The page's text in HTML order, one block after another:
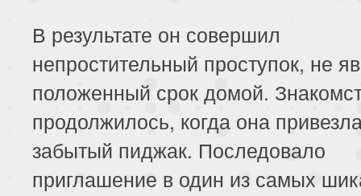
В результате он совершил
непростительный проступок, не
положенный срок домой.
продолжилось, когда она
забытый пиджак. Последовало
приглашение в один из самых